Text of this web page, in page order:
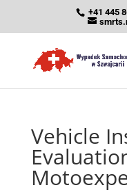
+41 445
Vehicle